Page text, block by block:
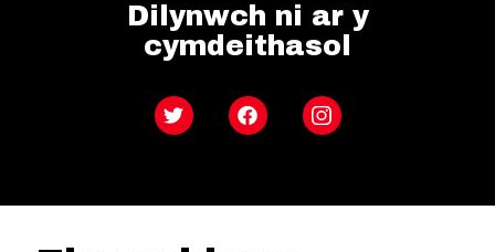
Dilynwch ni ar y
cymdeithasol
Twitter FacebookInstagram